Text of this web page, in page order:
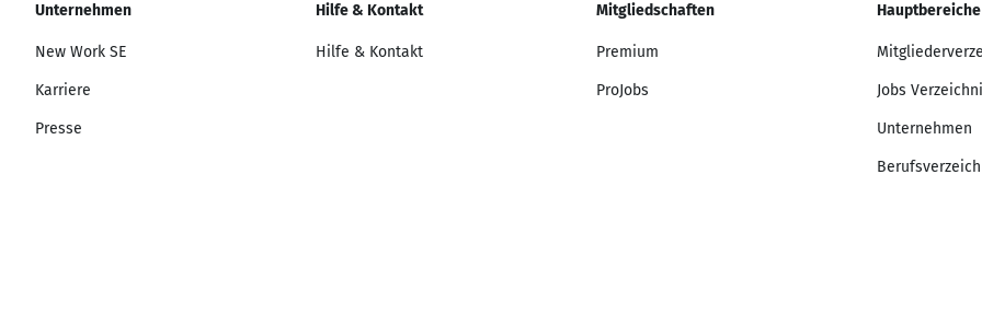
Unternehmen
New Work SE
Karriere
Presse
Hilfe & Kontakt
Hilfe & Kontakt
Mitgliedschaften
Premium
ProJobs
Hauptbereiche
Jobs
Unternehmen